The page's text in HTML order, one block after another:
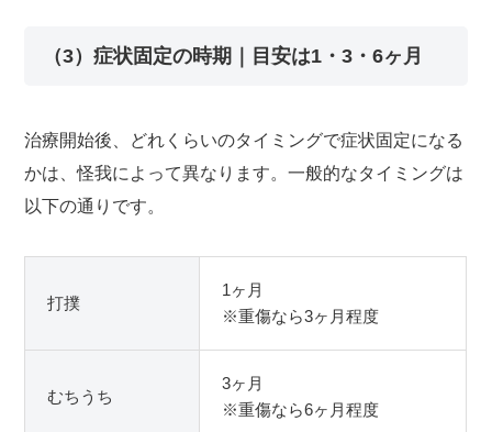
（3）症状固定の時期｜目安は1・3・6ヶ月
治療開始後、どれくらいのタイミングで症状固定になる
かは、怪我によって異なります。一般的なタイミングは
以下の通りです。
打撲
1ヶ月
※重傷なら3ヶ月程度
むちうち
3ヶ月
※重傷なら6ヶ月程度